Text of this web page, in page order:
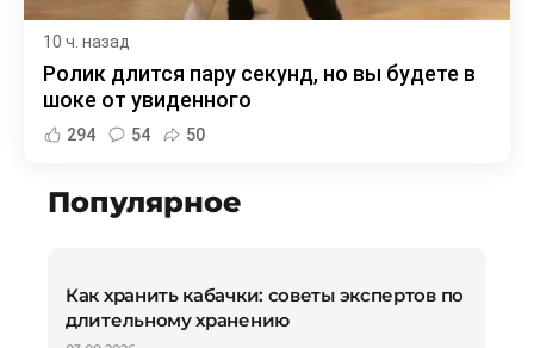
10 ч. назад
Ролик длится пару секунд, но вы будете в
шоке от увиденного
294 54 50
Популярное
Как хранить кабачки: советы экспертов по
длительному хранению